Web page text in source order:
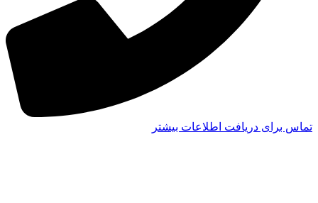
تماس برای دریافت اطلاعات بیشتر